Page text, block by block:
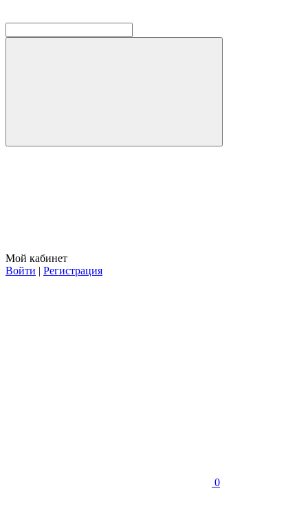
Мой кабинет
Войти | Регистрация
0